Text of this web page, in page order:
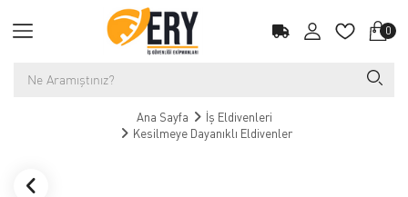
0
Ana Sayfa
İş Eldivenleri
Kesilmeye Dayanıklı Eldivenler